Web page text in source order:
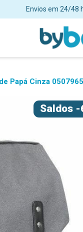
Envios em 24/48
Papá Cinza
Saldos -